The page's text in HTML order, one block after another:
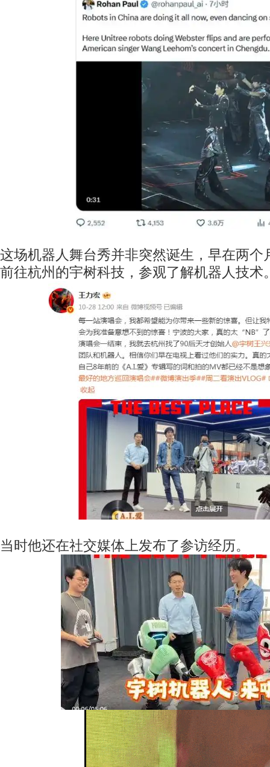
这场机器人舞台秀并非突然诞生，早在两个
前往杭州的宇树科技，参观了解机器人技术
当时他还在社交媒体上发布了参访经历。